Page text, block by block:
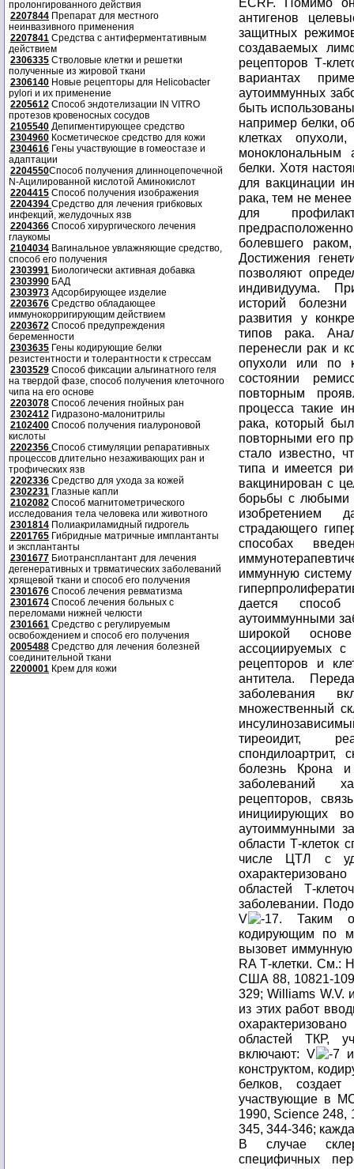
пролонгированного действия
2207844 Препарат для местного
неинвазивного применения
2207841 Средства с антиферментативным
действием
2306335 Стволовые клетки и решетки
полученные из жировой ткани
2306140 Новые рецепторы для Helicobacter
pylori и их применение
2205612 Способ эндотелизации IN VITRO
протезов кровеносных сосудов
2105540 Депигментирующее средство
2304960 Косметическое средство для кожи
2304616 Гены участвующие в гомеостазе и
адаптации
2204550Способ получения длинноцепочечной
N-Ацилированной кислотой Аминокислот
2204415 Способ получения изображения
2204394 Средство для лечения грибковых
инфекций, желудочных язв
2204366 Способ хирургического лечения
глаукомы
2104034 Вагинальное увлажняющие средство,
способ его получения
2303991 Биологически активная добавка
2303990 БАД
2303973 Адсорбирующее изделие
2203676 Средство обладающее
иммунокорригирующим действием
2203672 Способ предупреждения
беременности
2303635 Гены кодирующие белки
резистентности и толерантности к стрессам
2303529 Способ фиксации альгинатного геля
на твердой фазе, способ получения клеточного
чипа на его основе
2203078 Способ лечения гнойных ран
2302412 Гидразоно-малонитрилы
2102400 Способ получения гиалуроновой
кислоты
2202356 Способ стимуляции репаративных
процессов длительно незаживающих ран и
трофических язв
2202336 Средство для ухода за кожей
2302231 Глазные капли
2102082 Способ магнитометрического
исследования тела человека или животного
2301814 Полиакриламидный гидрогель
2201765 Гибридные матричные имплантанты
и эксплантанты
2301677 Биотрансплантант для лечения
дегенеративных и трвматических заболеваний
хрящевой ткани и способ его получения
2301676 Способ лечения ревматизма
2301674 Способ лечения больных с
переломами нижней челюсти
2301661 Средство с регулируемым
освобождением и способ его получения
2005488 Средство для лечения болезней
соединительной ткани
2200001 Крем для кожи
V
-17. Таким
кодирующим по
вызовет
RA Т-клетки. См.:
США 88, 10821-
329; Williams W.V.
из этих работ
областей ТКР,
включают: V
-7
конструктом,
белков,
участвующие в
1990, Science 248,
345, 344-346;
В случае
специфичных